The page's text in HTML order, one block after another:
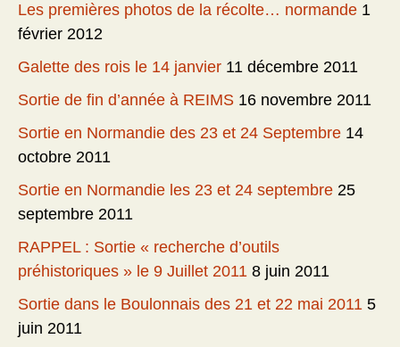
Les premières photos de la récolte… normande 1
février 2012
Galette des rois le 14 janvier 11 décembre 2011
Sortie de fin d’année à REIMS 16 novembre 2011
Sortie en Normandie des 23 et 24 Septembre 14
octobre 2011
Sortie en Normandie les 23 et 24 septembre 25
septembre 2011
RAPPEL : Sortie « recherche d’outils
préhistoriques » le 9 Juillet 2011 8 juin 2011
Sortie dans le Boulonnais des 21 et 22 mai 2011 5
juin 2011